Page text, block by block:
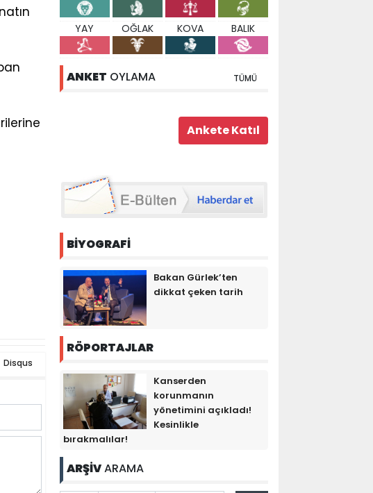
Disqus
YAY OĞLAK KOVA BALIK
ANKET OYLAMA TÜMÜ
BİYOGRAFİ
Bakan Gürlek’ten
dikkat çeken tarih
RÖPORTAJLAR
Kanserden
korunmanın
yönetimini açıkladı!
Kesinlikle
bırakmalılar!
ARŞİVARAMA